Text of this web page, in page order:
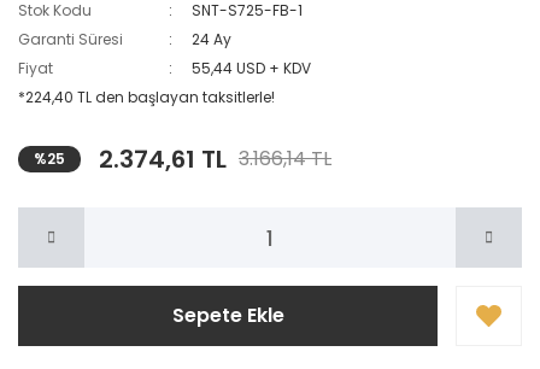
Stok Kodu
SNT-S725-FB-1
Garanti Süresi
24 Ay
Fiyat
55,44 USD + KDV
*224,40 TL den başlayan taksitlerle!
%25 2.374,61 TL 3.166,14 TL
Sepete Ekle